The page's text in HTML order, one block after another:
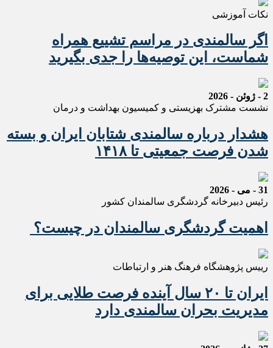
نکات آموزشی
اگر سالمندی در مراسم تشییع همراه
شماست، این توصیه‌ها را جدی بگیرید
2 - ژوئن - 2026
نشست مشترک بهزیستی و کمیسیون بهداشت و درمان
هشدار درباره سالمندی شتابان ایران و بسته
شدن فرصت جمعیتی تا ۱۴۱۸
31 - می - 2026
رئیس دبیرخانه گردشگری سالمندان کشور
اهمیت گردشگری سالمندان در چیست؟
رییس پژوهشگاه فرهنگ هنر و ارتباطات
ایران تا ۲۰ سال آینده فرصت طلایی برای
مدیریت بحران سالمندی دارد